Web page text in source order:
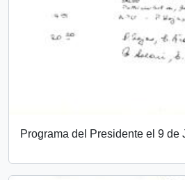
Programa del Presidente el 9 de